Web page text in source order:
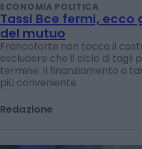
ECONOMIA POLITICA
Tassi Bce fermi,
del mutuo
Francoforte non tocca il
escludere che il ciclo di tagli
termine. Il finanziamento a
più conveniente
Redazione